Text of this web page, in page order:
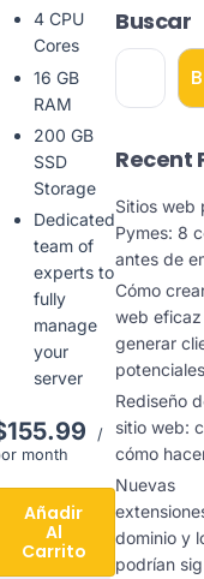
4 CPU
Cores
16 GB
RAM
200 GB
SSD
Storage
Dedicated
team of
experts to
fully
manage
your
server
/
month
Añadir
Al
Carrito
Buscar
Recent
Sitios web
Pymes: 8
antes de
Cómo
web
generar
Rediseño
sitio web:
cómo
Nuevas
dominio y
podrían